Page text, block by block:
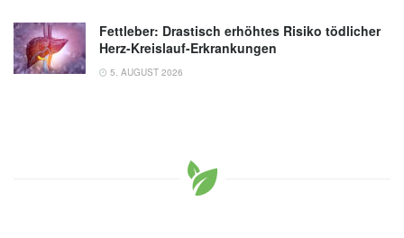
Fettleber: Drastisch erhöhtes Risiko tödlicher
Herz-Kreislauf-Erkrankungen
5. AUGUST 2026